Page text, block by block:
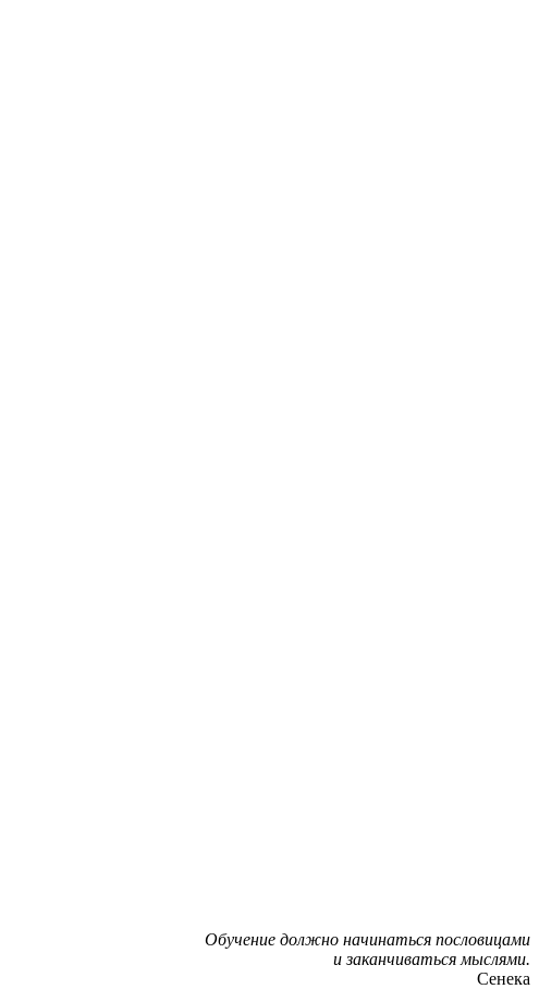
Обучение должно начинаться пословицами
и заканчиваться мыслями.
Сенека